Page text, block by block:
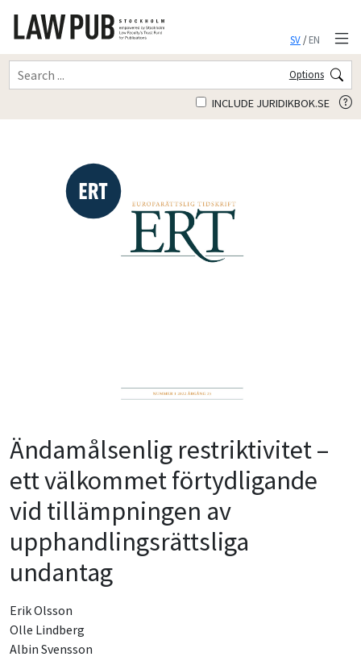
SV/EN
Options
INCLUDE JURIDIKBOK.SE
Ändamålsenlig restriktivitet –
ett välkommet förtydligande
vid tillämpningen av
upphandlingsrättsliga
undantag
Erik Olsson
Olle Lindberg
Albin Svensson